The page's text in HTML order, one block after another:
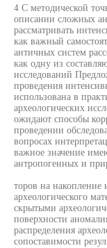
4 С методической
описании сложных
рассматривать
как важный
античных систем
как одну из
исследований
проведения
использована в
археологических
ожидают способы
проведении
вопросах
важное значение
антропогенных и
торов на накопление
археологического
скрытыми
поверхности
распределения
сопоставимости